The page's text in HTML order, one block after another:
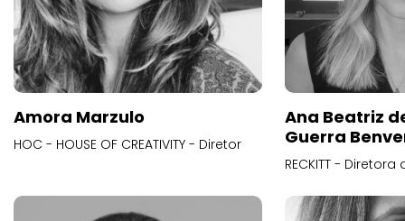
Amora Marzulo
HOC - HOUSE OF CREATIVITY - Diretor
Ana Beatriz
Guerra
RECKITT -